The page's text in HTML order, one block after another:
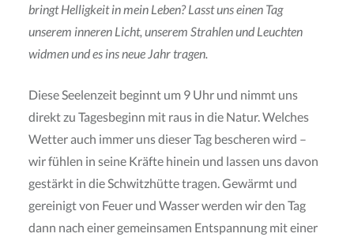
bringt Helligkeit in mein Leben? Lasst uns einen Tag
unserem inneren Licht, unserem Strahlen und Leuchten
widmen und es ins neue Jahr tragen.
Diese Seelenzeit beginnt um 9 Uhr und nimmt uns
direkt zu Tagesbeginn mit raus in die Natur. Welches
Wetter auch immer uns dieser Tag bescheren wird –
wir fühlen in seine Kräfte hinein und lassen uns davon
gestärkt in die Schwitzhütte tragen. Gewärmt und
gereinigt von Feuer und Wasser werden wir den Tag
dann nach einer gemeinsamen Entspannung mit einer